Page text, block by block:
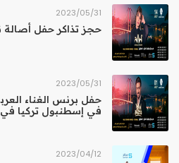
31‏/05‏/2023
حجز تذاكر حفل أصالة نصري
31‏/05‏/2023
حفل برنس الغناء
في إسطنبول تركيا في عيد
12‏/04‏/2023